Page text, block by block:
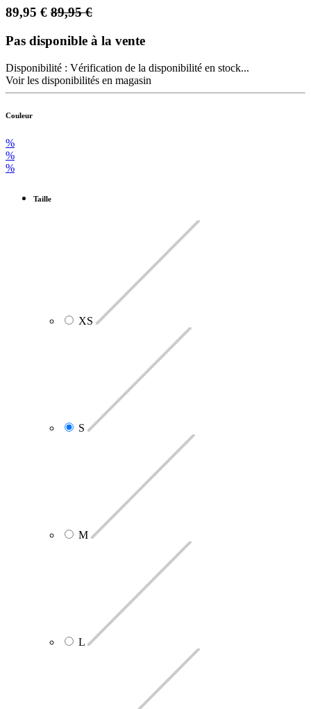
89,95 € 89,95€
Pas disponible à la vente
Disponibilité : Vérification de la disponibilité en stock...
Voir les disponibilités en magasin
Couleur
%
%
%
Taille
XS
S
M
L